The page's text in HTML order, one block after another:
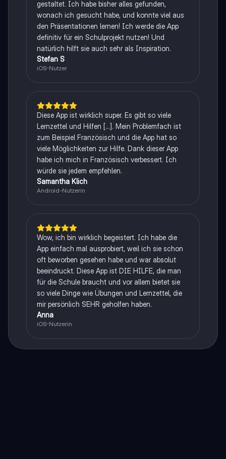
gestaltet. Ich habe bisher alles gefunden,
wonach ich gesucht habe, und konnte viel aus
den Präsentationen lernen! Ich werde die App
definitiv für ein Schulprojekt nutzen! Und
natürlich hilft sie auch sehr als Inspiration.
Stefan S
iOS-Nutzer
Diese App ist wirklich super. Es gibt so viele
Lernzettel und Hilfen [...]. Mein Problemfach ist
zum Beispiel Französisch und die App hat so
viele Möglichkeiten zur Hilfe. Dank dieser App
habe ich mich in Französisch verbessert. Ich
würde sie jedem empfehlen.
Samantha Klich
Android-Nutzerin
Wow, ich bin wirklich begeistert. Ich habe die
App einfach mal ausprobiert, weil ich sie schon
oft beworben gesehen habe und war absolut
beeindruckt. Diese App ist DIE HILFE, die man
für die Schule braucht und vor allem bietet sie
so viele Dinge wie Übungen und Lernzettel, die
mir persönlich SEHR geholfen haben.
Anna
iOS-Nutzerin